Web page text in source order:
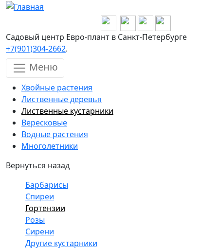
Перейти к основному содержанию
Садовый центр Евро-плант в Санкт-Петербурге
+7(901)304-2662.
Меню
Хвойные растения
Лиственные деревья
Лиственные кустарники
Вересковые
Водные растения
Многолетники
Вернуться назад
Барбарисы
Спиреи
Гортензии
Розы
Сирени
Другие кустарники